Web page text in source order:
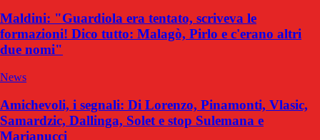
Maldini: "Guardiola era tentato, scriveva le
formazioni! Dico tutto: Malagò, Pirlo e c'erano altri
due nomi"
News
Amichevoli, i segnali: Di Lorenzo, Pinamonti, Vlasic,
Samardzic, Dallinga, Solet e stop Sulemana e
Marianucci